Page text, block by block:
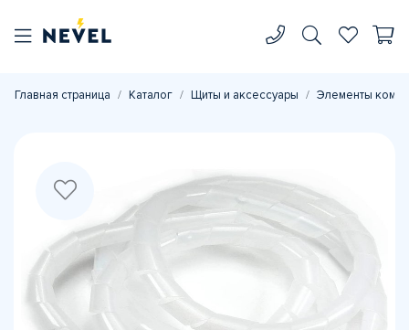
Главная страница Каталог Щиты и аксессуары Элементы